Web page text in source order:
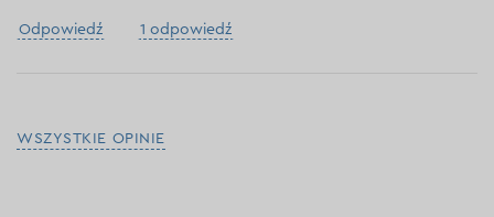
Odpowiedź 1 odpowiedź
WSZYSTKIE OPINIE